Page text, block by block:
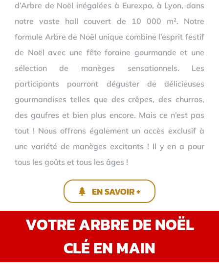
d’Arbre de Noël inégalées à Eurexpo, à Lyon, dans
notre vaste hall couvert de 10 000 m². Notre
formule Arbre de Noël unique combine l’esprit festif
de Noël avec une fête foraine gourmande et une
sélection de manèges sensationnels. Les
participants pourront déguster de délicieuses
gourmandises telles que des crêpes, des churros,
des gaufres et bien plus encore. Mais ce n’est pas
tout ! Nous offrons également un accès exclusif à
une variété de manèges excitants ! Il y en a pour
tous les goûts et tous les âges !
EN SAVOIR +
VOTRE ARBRE DE NOËL
CLÉ EN MAIN